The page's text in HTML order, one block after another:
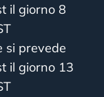
il giorno 8
si prevede
il giorno 13